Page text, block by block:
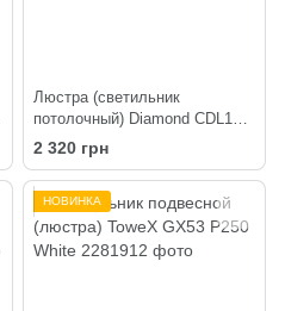
Люстра (светильник
потолочный) Diamond CDL135-
250-3 White
2 320 грн
НОВИНКА